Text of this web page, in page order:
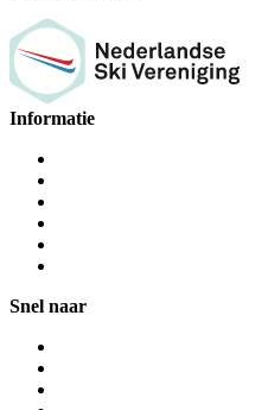
Informatie
Snel naar